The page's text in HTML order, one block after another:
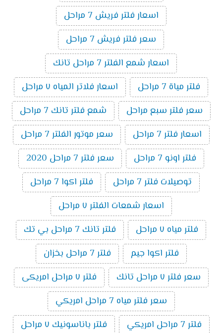
اسعار فلتر فريش 7 مراحل
سعر فلتر فريش 7 مراحل
اسعار شمع الفلتر 7 مراحل تانك
فلتر مياة 7 مراحل
اسعار فلاتر المياه ٧ مراحل
سعر فلتر سبع مراحل
شمع فلتر تانك 7 مراحل
اسعار فلتر 7 مراحل
سعر موتور الفلتر 7 مراحل
فلتر اونو 7 مراحل
سعر فلتر 7 مراحل 2020
توصيلات فلتر 7 مراحل
فلتر اكوا 7 مراحل
اسعار شمعات الفلتر ٧ مراحل
فلتر مياه ٧ مراحل
فلتر تانك 7 مراحل بي تك
فلتر اكوا جيم
فلتر 7 مراحل بخزان
سعر فلتر ٧ مراحل تانك
فلتر ٧ مراحل امريكى
سعر فلتر مياه 7 مراحل امريكي
فلتر 7 مراحل امريكي
فلتر باناسونيك ٧ مراحل